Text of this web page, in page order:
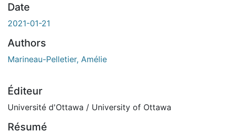
Date
2021-01-21
Authors
Marineau-Pelletier, Amélie
Éditeur
Université d'Ottawa / University of Ottawa
Résumé